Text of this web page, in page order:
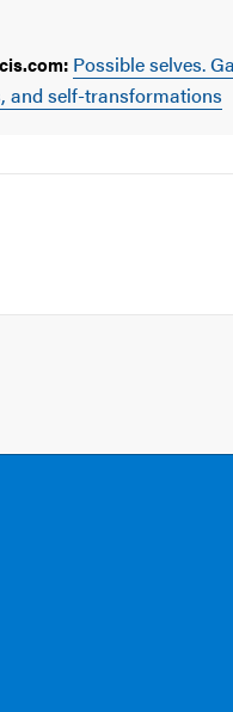
Possible selves.
and self-transformations